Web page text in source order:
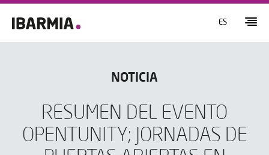
ES
NOTICIA
RESUMEN DEL EVENTO
OPENTUNITY; JORNADAS DE